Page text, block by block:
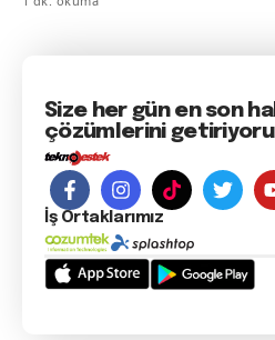
Size her gün en son
çözümlerini
İş Ortaklarımız